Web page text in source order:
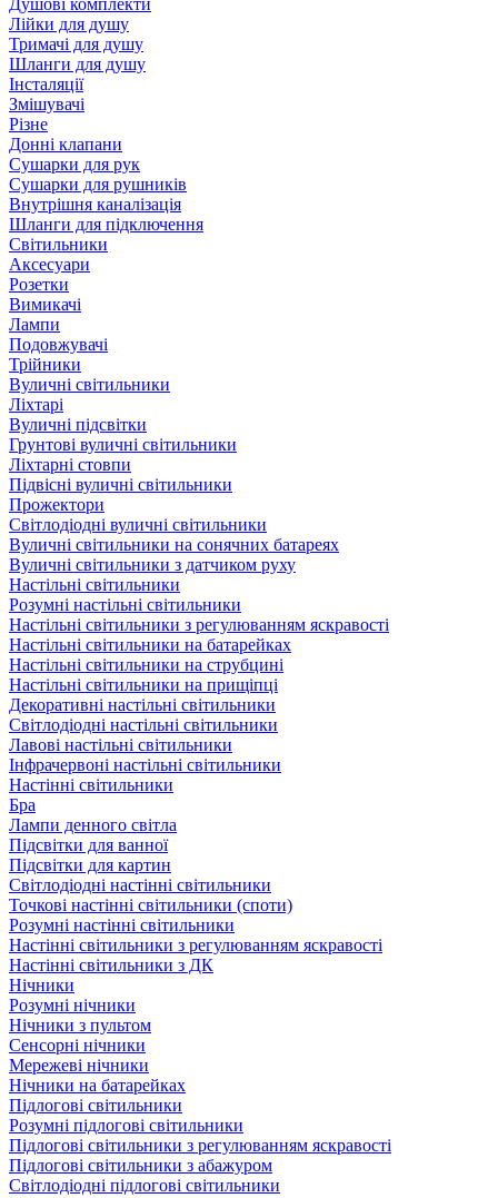
Душові комплекти
Лійки для душу
Тримачі для душу
Шланги для душу
Інсталяції
Змішувачі
Різне
Донні клапани
Сушарки для рук
Сушарки для рушників
Внутрішня каналізація
Шланги для підключення
Світильники
Аксесуари
Розетки
Вимикачі
Лампи
Подовжувачі
Трійники
Вуличні світильники
Ліхтарі
Вуличні підсвітки
Грунтові вуличні світильники
Ліхтарні стовпи
Підвісні вуличні світильники
Прожектори
Світлодіодні вуличні світильники
Вуличні світильники на сонячних батареях
Вуличні світильники з датчиком руху
Настільні світильники
Розумні настільні світильники
Настільні світильники з регулюванням яскравості
Настільні світильники на батарейках
Настільні світильники на струбцині
Настільні світильники на прищіпці
Декоративні настільні світильники
Світлодіодні настільні світильники
Лавові настільні світильники
Інфрачервоні настільні світильники
Настінні світильники
Бра
Лампи денного світла
Підсвітки для ванної
Підсвітки для картин
Світлодіодні настінні світильники
Точкові настінні світильники (споти)
Розумні настінні світильники
Настінні світильники з регулюванням яскравості
Настінні світильники з ДК
Нічники
Розумні нічники
Нічники з пультом
Сенсорні нічники
Мережеві нічники
Нічники на батарейках
Підлогові світильники
Розумні підлогові світильники
Підлогові світильники з регулюванням яскравості
Підлогові світильники з абажуром
Світлодіодні підлогові світильники